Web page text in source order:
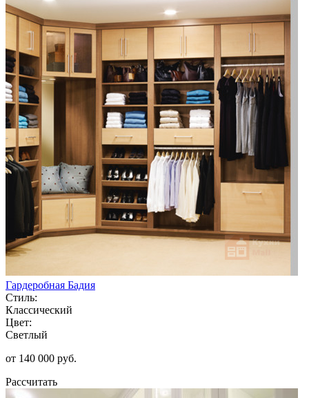
Гардеробная Бадия
Стиль:
Классический
Цвет:
Светлый
от 140 000 руб.
Рассчитать